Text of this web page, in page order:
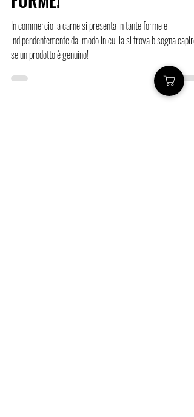
LA CARNE, COME
L’AMORE, HA MILLE
FORME!
In commercio la carne si presenta in tante forme e
indipendentemente dal modo in cui la si trova bisogna capire